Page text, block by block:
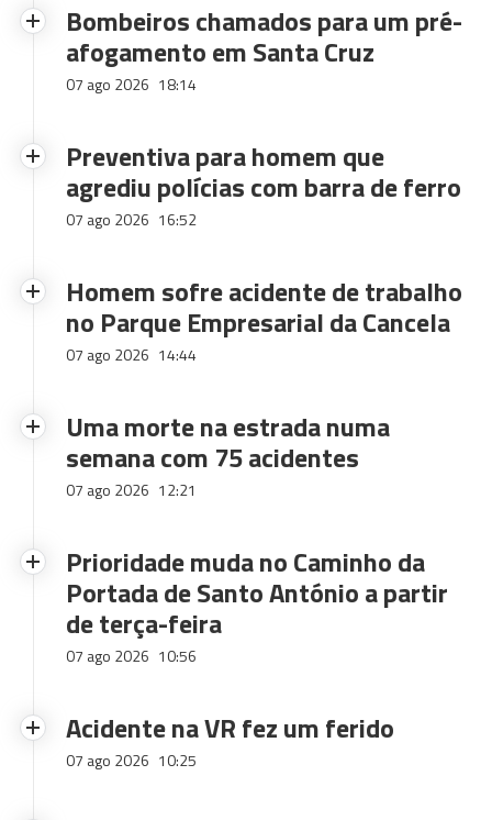
Bombeiros chamados para um pré-
afogamento em Santa Cruz
07 ago 2026 18:14
Preventiva para homem que
agrediu polícias com barra de ferro
07 ago 2026 16:52
Homem sofre acidente de trabalho
no Parque Empresarial da Cancela
07 ago 2026 14:44
Uma morte na estrada numa
semana com 75 acidentes
07 ago 2026 12:21
Prioridade muda no Caminho da
Portada de Santo António a partir
de terça-feira
07 ago 2026 10:56
Acidente na VR fez um ferido
07 ago 2026 10:25